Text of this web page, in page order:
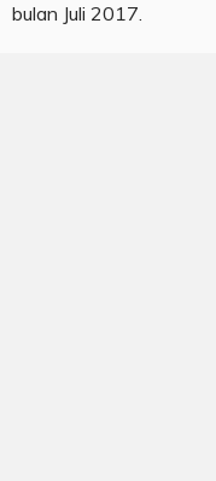
bulan Juli 2017.